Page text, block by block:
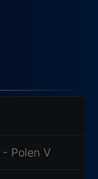
- Polen V